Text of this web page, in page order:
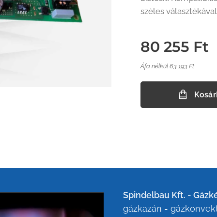
széles
80 255 Ft
Áfa nélkül 63 193 Ft
Spindelbau Kft. -
gázkazán -